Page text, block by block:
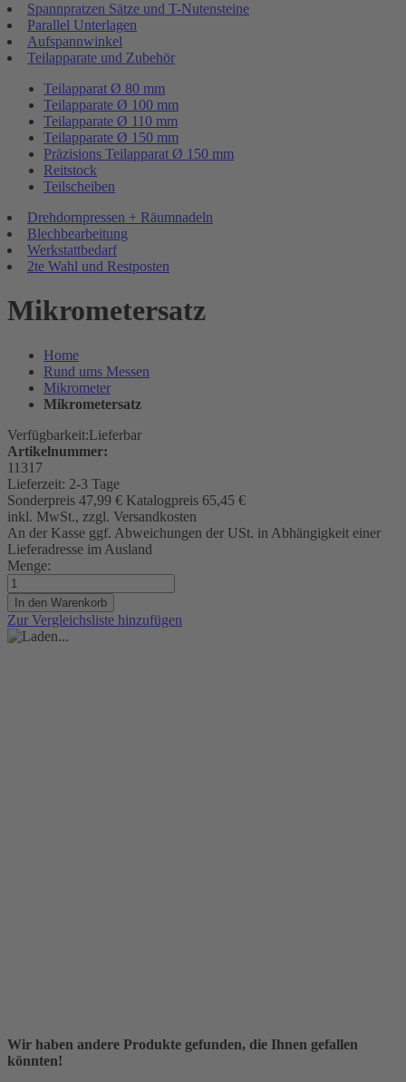
Spannpratzen Sätze und T-Nutensteine
Parallel Unterlagen
Aufspannwinkel
Teilapparate und Zubehör
Teilapparat Ø 80 mm
Teilapparate Ø 100 mm
Teilapparate Ø 110 mm
Teilapparate Ø 150 mm
Präzisions Teilapparat Ø 150 mm
Reitstock
Teilscheiben
Drehdornpressen + Räumnadeln
Blechbearbeitung
Werkstattbedarf
2te Wahl und Restposten
Mikrometersatz
Home
Rund ums Messen
Mikrometer
Mikrometersatz
Verfügbarkeit:Lieferbar
Artikelnummer:
11317
Lieferzeit: 2-3 Tage
Sonderpreis 47,99 € Katalogpreis 65,45 €
inkl. MwSt., zzgl. Versandkosten
An der Kasse ggf. Abweichungen der USt. in Abhängigkeit einer
Lieferadresse im Ausland
Menge:
In den Warenkorb
Zur Vergleichsliste hinzufügen
Wir haben andere Produkte gefunden, die Ihnen gefallen
könnten!